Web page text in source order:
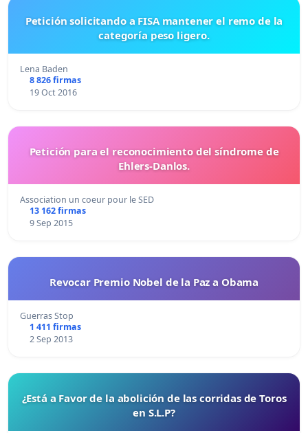
Petición solicitando a FISA mantener el remo de la
categoría peso ligero.
Lena Baden
8 826 firmas
19 Oct 2016
Petición para el reconocimiento del síndrome de
Ehlers-Danlos.
Association un coeur pour le SED
13 162 firmas
9 Sep 2015
Revocar Premio Nobel de la Paz a Obama
Guerras Stop
1 411 firmas
2 Sep 2013
¿Está a Favor de la abolición de las corridas de Toros
en S.L.P?